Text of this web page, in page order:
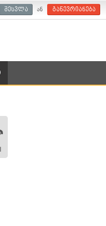
შესვლა ან გაწევრიანება